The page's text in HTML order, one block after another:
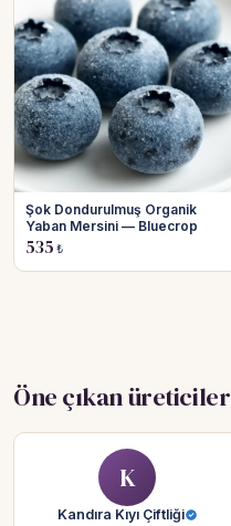
Şok Dondurulmuş Organik
Yaban Mersini — Bluecrop
535 ₺
Öne çıkan üreticiler
K
Kandıra Kıyı Çiftliği